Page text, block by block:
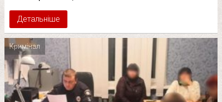
Детальніше
Кримінал